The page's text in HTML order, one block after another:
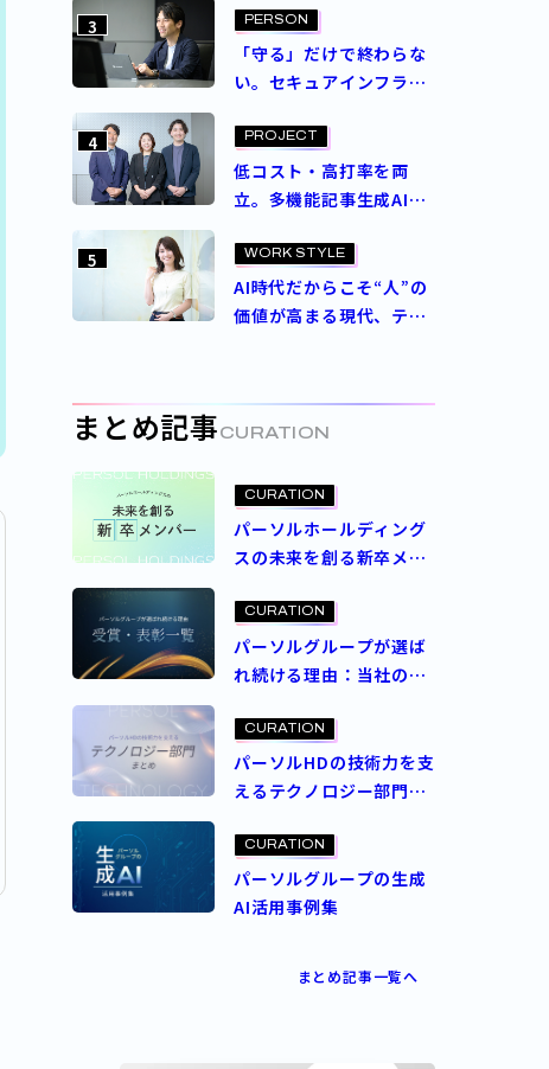
た、ブランドを守る挑戦
3 PERSON
「守る」だけで終わらな
い。セキュアインフラ部
セキュリティの理想
4 PROJECT
低コスト・高打率を両
立。多機能記事生成AI
「Contents Craft」と
は？
5 WORK STYLE
AI時代だからこそ“人”の
価値が高まる現代、テク
制度とは
まとめ記事 CURATION
CURATION
パーソルホールディング
スの未来を創る新卒メン
CURATION
パーソルグループが選ば
れ続ける理由：当社の受
CURATION
パーソルHDの技術力を支
えるテクノロジー部門ま
CURATION
パーソルグループの生成
AI活用事例集
まとめ記事一覧へ